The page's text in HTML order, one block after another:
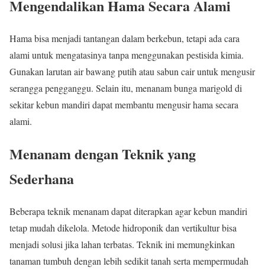
Mengendalikan Hama Secara Alami
Hama bisa menjadi tantangan dalam berkebun, tetapi ada cara
alami untuk mengatasinya tanpa menggunakan pestisida kimia.
Gunakan larutan air bawang putih atau sabun cair untuk mengusir
serangga pengganggu. Selain itu, menanam bunga marigold di
sekitar kebun mandiri dapat membantu mengusir hama secara
alami.
Menanam dengan Teknik yang
Sederhana
Beberapa teknik menanam dapat diterapkan agar kebun mandiri
tetap mudah dikelola. Metode hidroponik dan vertikultur bisa
menjadi solusi jika lahan terbatas. Teknik ini memungkinkan
tanaman tumbuh dengan lebih sedikit tanah serta mempermudah